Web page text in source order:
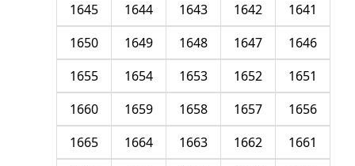
1641
1642
1643
1644
1645
1646
1647
1648
1649
1650
1651
1652
1653
1654
1655
1656
1657
1658
1659
1660
1661
1662
1663
1664
1665